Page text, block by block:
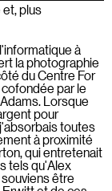
plus
à
la photographie
du Centre For
par le
Lorsque
pour
toutes
à proximité
qui entretenait
tels qu'Alex
être